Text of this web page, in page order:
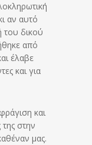
αν αυτό
του δικού
από
έλαβε
και για
και
στην
μας.